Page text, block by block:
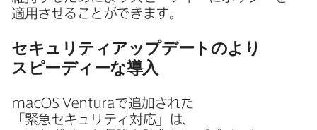
適用させる​ことができます。
セキュリティアップデートのより​
スピーディーな​導入
macOS Venturaで​追加された​
「緊急セキュリティ対応」は、​